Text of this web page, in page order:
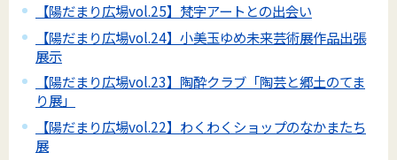
【陽だまり広場vol.25】梵字アートとの出会い
【陽だまり広場vol.24】小美玉ゆめ未来芸術展作品出張
展示
【陽だまり広場vol.23】陶酔クラブ「陶芸と郷土のてま
り展」
【陽だまり広場vol.22】わくわくショップのなかまたち
展